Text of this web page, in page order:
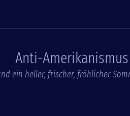
Anti-Amerikanismus
ein heller, frischer, fröhlicher